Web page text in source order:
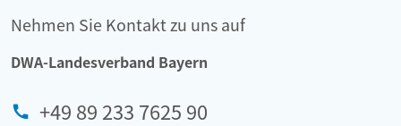
Nehmen Sie Kontakt zu uns auf
DWA-Landesverband Bayern
+49 89 233 7625 90